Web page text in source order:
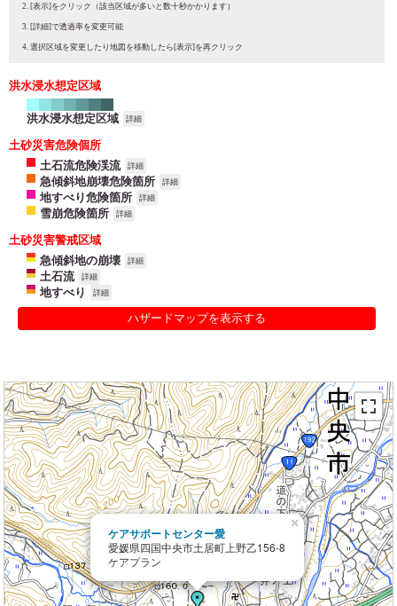
[表示]をクリック（該当区域が多いと数十秒かかります）
[詳細]で透過率を変更可能
選択区域を変更したり地図を移動したら[表示]を再クリック
洪水浸水想定区域
洪水浸水想定区域 詳細
土砂災害危険個所
土石流危険渓流
詳細
急傾斜地崩壊危険箇所 詳細
地すべり危険箇所 詳細
雪崩危険箇所 詳細
土砂災害警戒区域
急傾斜地の崩壊
詳細
土石流 詳細
地すべり 詳細
ハザードマップを表示する
ケアサポートセンター愛
愛媛県四国中央市土居町上野乙156-8
ケアプラン
×